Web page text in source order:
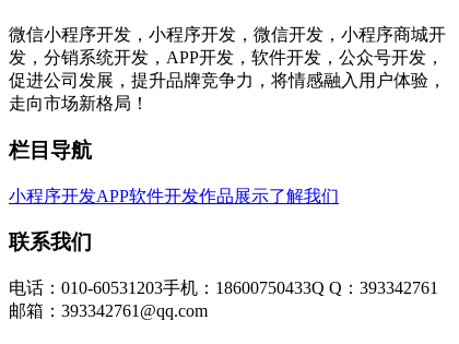
微信小程序开发，小程序开发，微信开发，小程序商城开
发，分销系统开发，APP开发，软件开发，公众号开发，
促进公司发展，提升品牌竞争力，将情感融入用户体验，
走向市场新格局！
栏目导航
小程序开发APP软件开发作品展示了解我们
联系我们
电话：010-60531203手机：18600750433Q Q：393342761
邮箱：393342761@qq.com